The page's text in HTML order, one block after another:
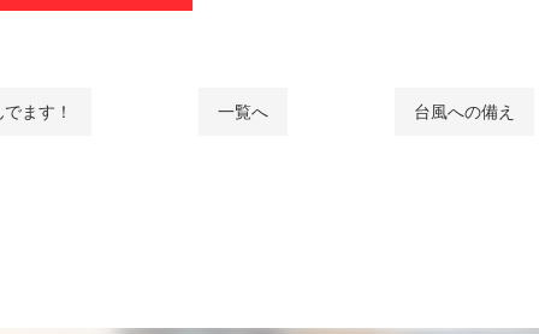
ます！ 台風への備え
一覧へ